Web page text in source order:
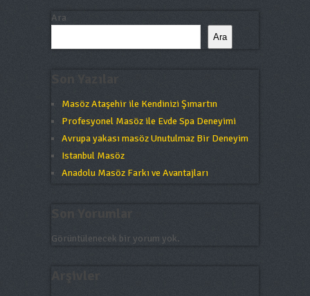
Ara
Ara
Masöz Ataşehir ile Kendinizi Şımartın
Profesyonel Masöz ile Evde Spa Deneyimi
Avrupa yakası masöz Unutulmaz Bir Deneyim
Istanbul Masöz
Anadolu Masöz Farkı ve Avantajları
Görüntülenecek bir yorum yok.